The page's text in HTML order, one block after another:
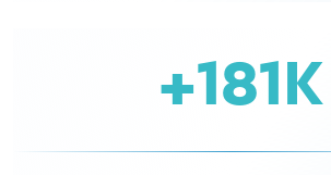
181K+